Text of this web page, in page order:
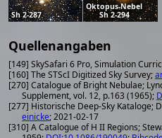
Sh 2-287
Oktopus-Nebel
Sh 2-294
Quellenangaben
[149] SkySafari 6 Pro, Simulation
[160] The STScI Digitized Sky Survey;
[270] Catalogue of Bright Nebulae;
Supplement, vol. 12, p.163 (1965);
[277] Historische Deep-Sky Kataloge;
einicke; 2021-02-17
[310] A Catalogue of H II Regions;